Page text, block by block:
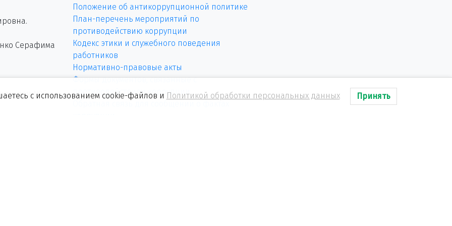
Серафима
дом №6.
Положение об антикоррупционной политике
План-перечень мероприятий по
противодействию коррупции
Кодекс этики и служебного поведения
работников
Нормативно-правовые акты
Формы документов, связанные с
противодействием коррупции
с использованием cookie-файлов и Политикой обработки персональных данных Принять